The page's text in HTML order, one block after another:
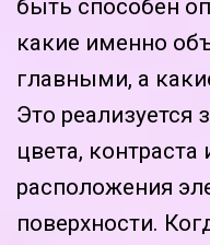
быть способен
какие именно
главными, а
Это реализуется
цвета, контраста
расположения
поверхности.